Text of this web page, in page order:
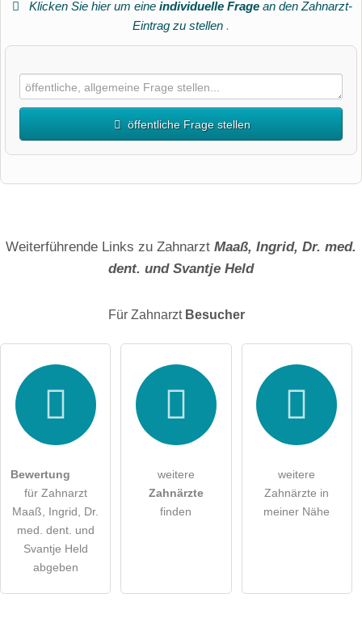
Klicken Sie hier um eine individuelle Fragean den Zahnarzt-
Eintrag zu stellen .
öffentliche Frage stellen
Hiermit akzeptiere ich die .
Die Datenschutzerklärunghabe ich zur Kenntnis genommen.
Besucher sichtbar
Klicken Sie hier um eine
Zahnarzt-Eintrag zu stellen
Weiterführende Links zu Zahnarzt Maaß, Ingrid, Dr. med.
dent. und Svantje Held
Für Zahnarzt Besucher
Bewertung
für Zahnarzt
Maaß, Ingrid, Dr.
med. dent. und
Svantje Held
abgeben
weitere
Zahnärzte
finden
weitere
Zahnärzte in
meiner Nähe